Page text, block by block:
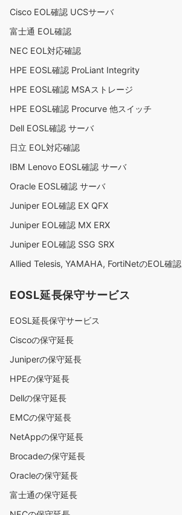
Cisco EOL確認 UCSサーバ
富士通 EOL確認
NEC EOL対応確認
HPE EOSL確認 ProLiant Integrity
HPE EOSL確認 MSAストレージ
HPE EOSL確認 Procurve 他スイッチ
Dell EOSL確認 サーバ
日立 EOL対応確認
IBM Lenovo EOSL確認 サーバ
Oracle EOSL確認 サーバ
Juniper EOL確認 EX QFX
Juniper EOL確認 MX ERX
Juniper EOL確認 SSG SRX
Allied Telesis, YAMAHA, FortiNetのEOL確認
EOSL延長保守サービス
EOSL延長保守サービス
Ciscoの保守延長
Juniperの保守延長
HPEの保守延長
Dellの保守延長
EMCの保守延長
NetAppの保守延長
Brocadeの保守延長
Oracleの保守延長
富士通の保守延長